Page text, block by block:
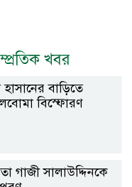
খবর
বাড়িতে
বিস্ফোরণ
গাজী সালাউদ্দিনকে